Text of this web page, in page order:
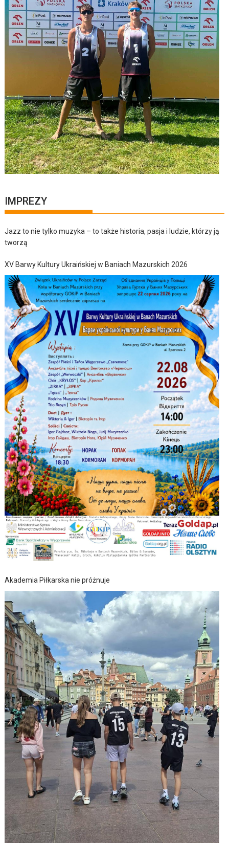
IMPREZY
Jazz to nie tylko muzyka – to także historia, pasja i ludzie, którzy ją
tworzą
XV Barwy Kultury Ukraińskiej w Baniach Mazurskich 2026
Akademia Piłkarska nie próżnuje